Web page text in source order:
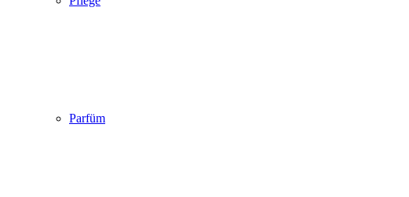
Parfüm